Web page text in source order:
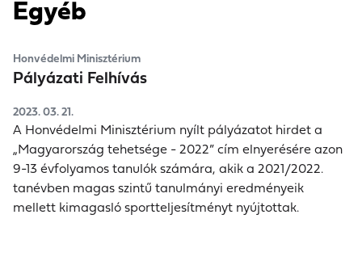
Egyéb
Honvédelmi Minisztérium
Pályázati Felhívás
2023. 03. 21.
A Honvédelmi Minisztérium nyílt pályázatot hirdet a
„Magyarország tehetsége - 2022” cím elnyerésére azon
9-13 évfolyamos tanulók számára, akik a 2021/2022.
tanévben magas szintű tanulmányi eredményeik
mellett kimagasló sportteljesítményt nyújtottak.